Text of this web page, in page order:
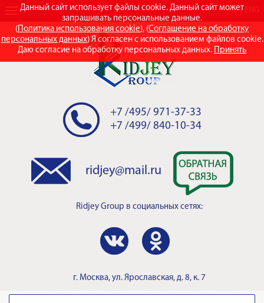
Данный сайт использует файлы cookie. Данный сайт может
запрашивать персональные данные.
(Политика использования cookie), (Соглашение на обработку
персональных данных) Я согласен с использованием файлов cookie.
Даю согласие на обработку персональных данных. Принять
RUS
+7 /495/ 971-37-33
+7 /499/ 840-10-34
ridjey@mail.ru
Ridjey Group в социальных сетях:
г. Москва, ул. Ярославская, д. 8, к. 7